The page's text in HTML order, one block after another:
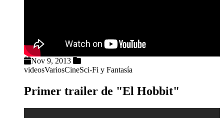
Nov 9, 2013
videosVariosCineSci-Fi y Fantasía
Primer trailer de "El Hobbit"